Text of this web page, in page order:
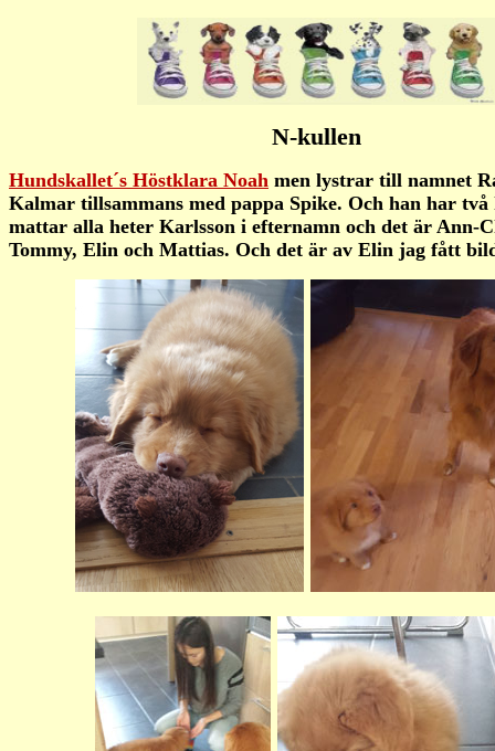
N-kullen
Hundskallet´s Höstklara Noah men lystrar till namnet
Kalmar tillsammans med pappa Spike. Och han har två
mattar alla heter Karlsson i efternamn och det är Ann-
Tommy, Elin och Mattias. Och det är av Elin jag fått